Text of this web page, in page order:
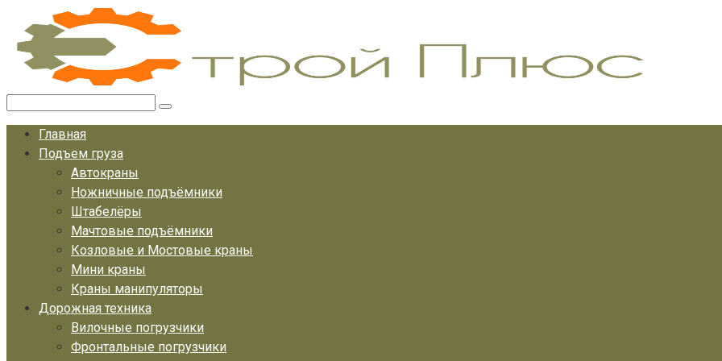
Перейти
контенту
Главная
Подъем груза
Автокраны
Ножничные подъёмники
Штабелёры
Мачтовые подъёмники
Козловые и Мостовые краны
Мини краны
Краны манипуляторы
Дорожная техника
Вилочные погрузчики
Фронтальные погрузчики